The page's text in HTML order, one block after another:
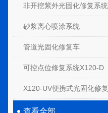
非开挖紫外光固化修复系统
砂浆离心喷涂系统
管道光固化修复车
可控点位修复系统X120-D
查看全部